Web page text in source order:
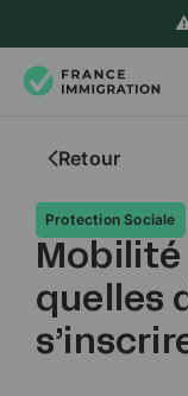
⚠️
Retour
Protection Sociale
Mobilité
quelles